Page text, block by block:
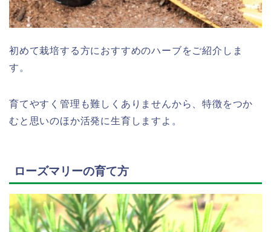
初めて栽培する方におすすめのハーブをご紹介しま
す。
育てやすく管理も難しくありませんから、特徴をつか
むと思いのほか活発に生育しますよ。
ローズマリーの育て方